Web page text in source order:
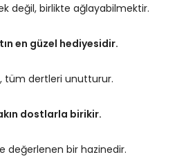
değil, birlikte ağlayabilmektir.
en güzel hediyesidir.
tüm dertleri unutturur.
dostlarla birikir.
değerlenen bir hazinedir.